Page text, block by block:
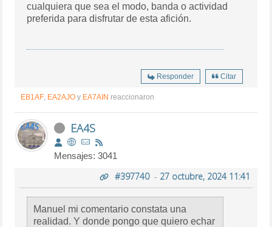
cualquiera que sea el modo, banda o actividad
preferida para disfrutar de esta afición.
Responder Citar
EB1AF, EA2AJO y EA7AIN reaccionaron
EA4S
Mensajes: 3041
#397740- 27 octubre, 2024 11:41
Manuel mi comentario constata una
realidad. Y donde pongo que quiero echar